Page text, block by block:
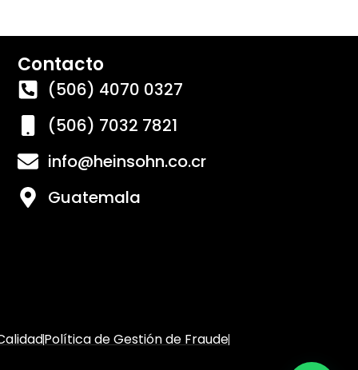
Contacto
(506) 4070 0327
(506) 7032 7821
info@heinsohn.co.cr
Guatemala
Política de Gestión de Fraude